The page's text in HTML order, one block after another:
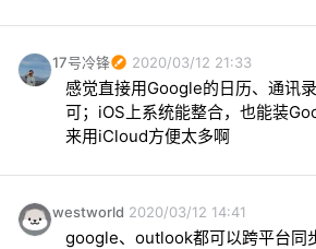
17号冷锋 2020/03/12 21:33
感觉直接用Google的日历、通讯
可；iOS上系统能整合，也能装
来用iCloud方便太多啊
westworld 2020/03/12 14:41
google、outlook都可以跨平台同